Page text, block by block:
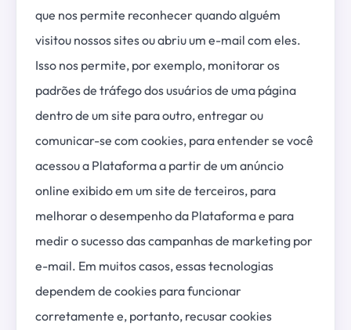
que nos permite reconhecer quando alguém
visitou nossos sites ou abriu um e-mail com eles.
Isso nos permite, por exemplo, monitorar os
padrões de tráfego dos usuários de uma página
dentro de um site para outro, entregar ou
comunicar-se com cookies, para entender se você
acessou a Plataforma a partir de um anúncio
online exibido em um site de terceiros, para
melhorar o desempenho da Plataforma e para
medir o sucesso das campanhas de marketing por
e-mail. Em muitos casos, essas tecnologias
dependem de cookies para funcionar
corretamente e, portanto, recusar cookies